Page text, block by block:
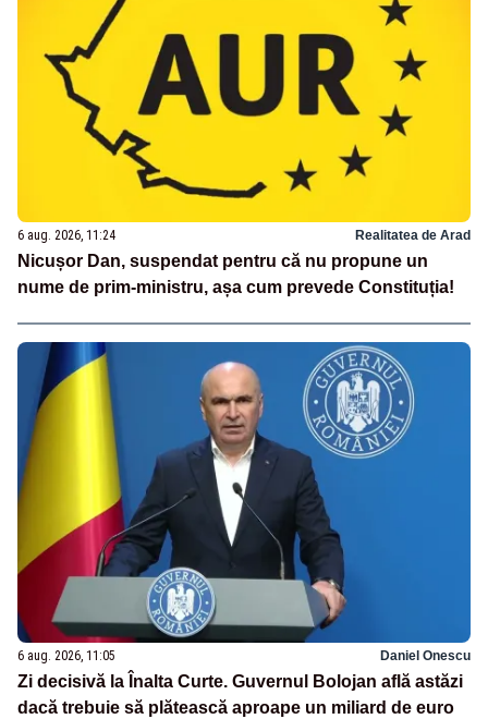
6 aug. 2026, 11:24 Realitatea de Arad
Nicușor Dan, suspendat pentru că nu propune un
nume de prim-ministru, așa cum prevede Constituția!
6 aug. 2026, 11:05 Daniel Onescu
Zi decisivă la Înalta Curte. Guvernul Bolojan află astăzi
dacă trebuie să plătească aproape un miliard de euro